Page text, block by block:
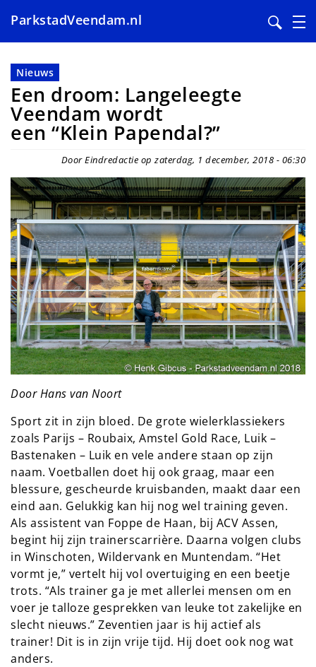
en
naar
de
inhoud
gaan
ParkstadVeendam.nl
Nieuws
Een droom: Langeleegte
Veendam wordt
een “Klein Papendal?”
Door Eindredactie op zaterdag, 1 december, 2018 - 06:30
Door Hans van Noort
Sport zit in zijn bloed. De grote wielerklassiekers
zoals Parijs – Roubaix, Amstel Gold Race, Luik –
Bastenaken – Luik en vele andere staan op zijn
naam. Voetballen doet hij ook graag, maar een
blessure, gescheurde kruisbanden, maakt daar een
eind aan. Gelukkig kan hij nog wel training geven.
Als assistent van Foppe de Haan, bij ACV Assen,
begint hij zijn trainerscarrière. Daarna volgen clubs
in Winschoten, Wildervank en Muntendam. “Het
vormt je,” vertelt hij vol overtuiging en een beetje
trots. “Als trainer ga je met allerlei mensen om en
voer je talloze gesprekken van leuke tot zakelijke en
slecht nieuws.” Zeventien jaar is hij actief als
trainer! Dit is in zijn vrije tijd. Hij doet ook nog wat
anders.